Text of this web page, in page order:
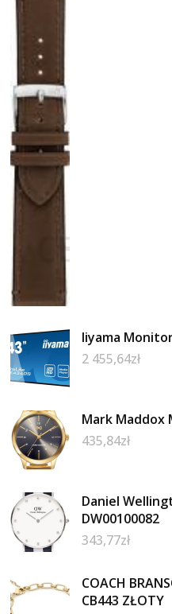
Iiyama Monitor
2 455,64zł
Mark Maddox
435,84zł
Daniel
DW00100082
343,77zł
COACH
CB443 ZŁOTY